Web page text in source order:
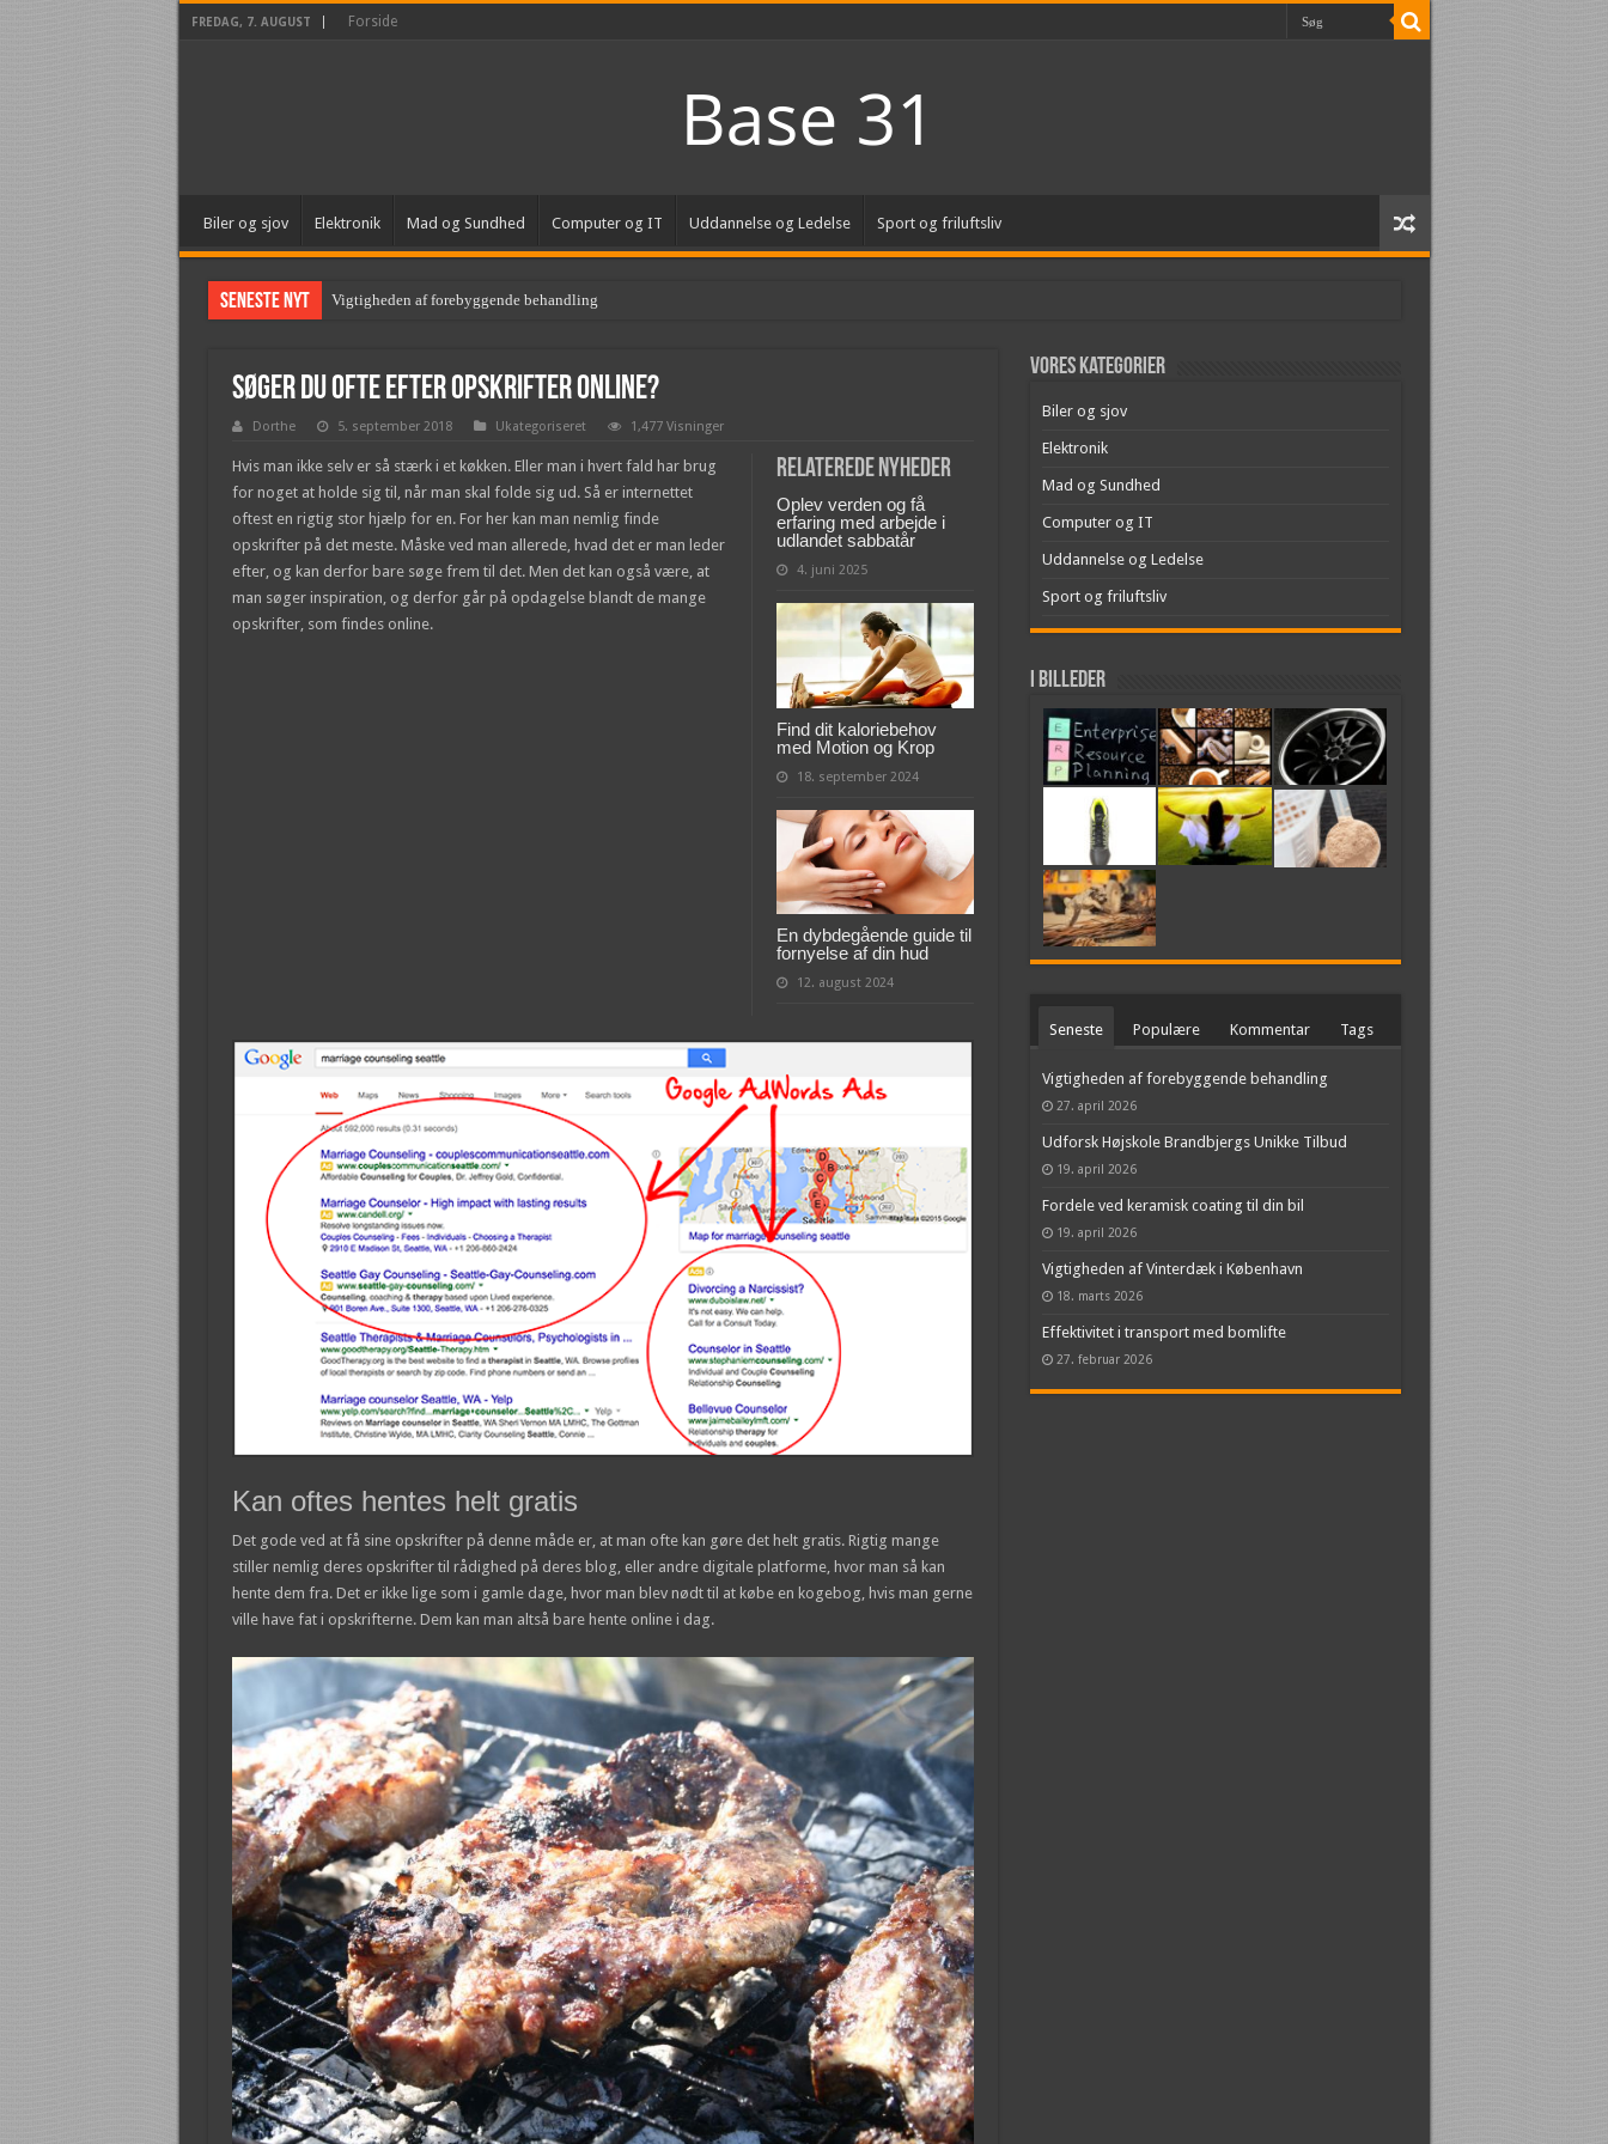
FREDAG, 7. AUGUST Forside
Biler og sjov Elektronik Mad og Sundhed Computer og IT Uddannelse og Ledelse Sport og friluftsliv
Seneste nyt Vigtigheden af forebyggende behandling
Søger du ofte efter opskrifter online?
Dorthe 5. september 2018 Ukategoriseret 1,477 Visninger
Relaterede nyheder
Oplev verden og få
erfaring med arbejde i
udlandet sabbatår
4. juni 2025
Find dit kaloriebehov
med Motion og Krop
18. september 2024
En dybdegående guide til
fornyelse af din hud
12. august 2024
Hvis man ikke selv er så stærk i et køkken. Eller man i hvert fald har brug
for noget at holde sig til, når man skal folde sig ud. Så er internettet
oftest en rigtig stor hjælp for en. For her kan man nemlig finde
opskrifter på det meste. Måske ved man allerede, hvad det er man leder
efter, og kan derfor bare søge frem til det. Men det kan også være, at
man søger inspiration, og derfor går på opdagelse blandt de mange
opskrifter, som findes online.
Kan oftes hentes helt gratis
Det gode ved at få sine opskrifter på denne måde er, at man ofte kan gøre det helt gratis. Rigtig mange
stiller nemlig deres opskrifter til rådighed på deres blog, eller andre digitale platforme, hvor man så kan
hente dem fra. Det er ikke lige som i gamle dage, hvor man blev nødt til at købe en kogebog, hvis man gerne
ville have fat i opskrifterne. Dem kan man altså bare hente online i dag.
Vores kategorier
Biler og sjov
Elektronik
Mad og Sundhed
Computer og IT
Uddannelse og Ledelse
Sport og friluftsliv
I billeder
Seneste Populære Kommentar Tags
Vigtigheden af forebyggende behandling
27. april 2026
Udforsk Højskole Brandbjergs Unikke Tilbud
19. april 2026
Fordele ved keramisk coating til din bil
19. april 2026
Vigtigheden af Vinterdæk i København
18. marts 2026
Effektivitet i transport med bomlifte
27. februar 2026